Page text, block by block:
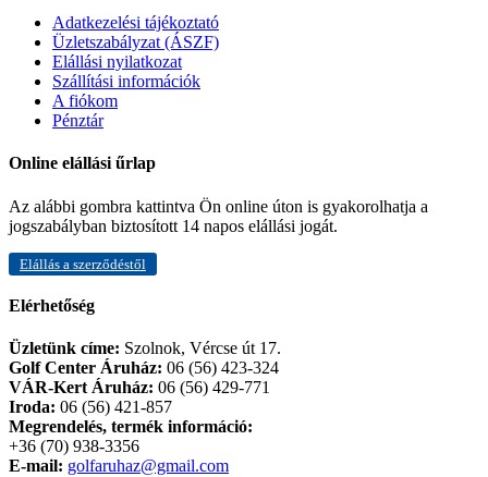
Adatkezelési tájékoztató
Üzletszabályzat (ÁSZF)
Elállási nyilatkozat
Szállítási információk
A fiókom
Pénztár
Online elállási űrlap
Az alábbi gombra kattintva Ön online úton is gyakorolhatja a
jogszabályban biztosított 14 napos elállási jogát.
Elállás a szerződéstől
Elérhetőség
Üzletünk címe: Szolnok, Vércse út 17.
Golf Center Áruház: 06 (56) 423-324
VÁR-Kert Áruház: 06 (56) 429-771
Iroda: 06 (56) 421-857
Megrendelés, termék információ:
+36 (70) 938-3356
E-mail: golfaruhaz@gmail.com